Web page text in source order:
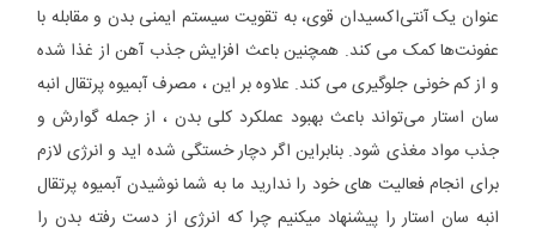
عنوان یک آنتی‌اکسیدان قوی، به تقویت سیستم ایمنی بدن و مقابله با
عفونت‌ها کمک می کند. همچنین باعث افزایش جذب آهن از غذا شده
و از کم خونی جلوگیری می کند. علاوه بر این ، مصرف آبمیوه پرتقال انبه
سان استار می‌تواند باعث بهبود عملکرد کلی بدن ، از جمله گوارش و
جذب مواد مغذی شود. بنابراین اگر دچار خستگی شده اید و انرژی لازم
برای انجام فعالیت های خود را ندارید ما به شما نوشیدن آبمیوه پرتقال
انبه سان استار را پیشنهاد میکنیم چرا که انرژی از دست رفته بدن را